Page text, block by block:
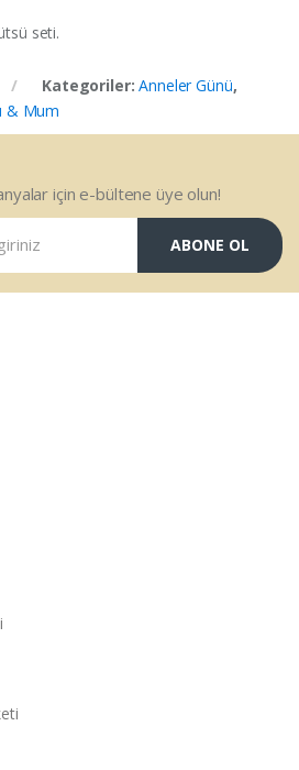
seti.
Kategoriler:Anneler Günü,
& Mum
için e-bültene üye olun!
ABONE OL